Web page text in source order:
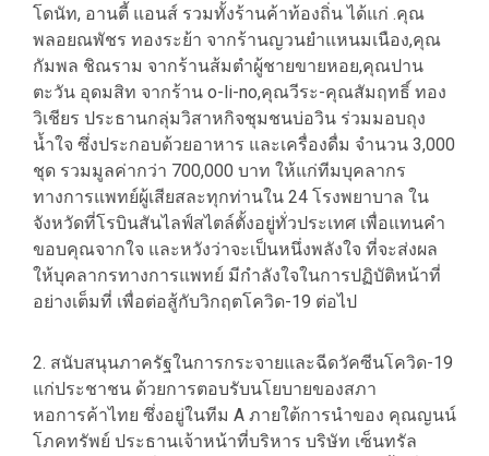
โดนัท, อานตี้ แอนส์ รวมทั้งร้านค้าท้องถิ่น ได้แก่ .คุณ
พลอยณพัชร ทองระย้า จากร้านญวนยำแหนมเนือง,คุณ
กัมพล ชิณราม จากร้านส้มตำผู้ชายขายหอย,คุณปาน
ตะวัน อุดมสิท จากร้าน o-li-no,คุณวีระ-คุณสัมฤทธิ์ ทอง
วิเชียร ประธานกลุ่มวิสาหกิจชุมชนบ่อวิน ร่วมมอบถุง
น้ำใจ ซึ่งประกอบด้วยอาหาร และเครื่องดื่ม จำนวน 3,000
ชุด รวมมูลค่ากว่า 700,000 บาท ให้แก่ทีมบุคลากร
ทางการแพทย์ผู้เสียสละทุกท่านใน 24 โรงพยาบาล ใน
จังหวัดที่โรบินสันไลฟ์สไตล์ตั้งอยู่ทั่วประเทศ เพื่อแทนคำ
ขอบคุณจากใจ และหวังว่าจะเป็นหนึ่งพลังใจ ที่จะส่งผล
ให้บุคลากรทางการแพทย์ มีกำลังใจในการปฏิบัติหน้าที่
อย่างเต็มที่ เพื่อต่อสู้กับวิกฤตโควิด-19 ต่อไป
2. สนับสนุนภาครัฐในการกระจายและฉีดวัคซีนโควิด-19
แก่ประชาชน ด้วยการตอบรับนโยบายของสภา
หอการค้าไทย ซึ่งอยู่ในทีม A ภายใต้การนำของ คุณญนน์
โภคทรัพย์ ประธานเจ้าหน้าที่บริหาร บริษัท เซ็นทรัล